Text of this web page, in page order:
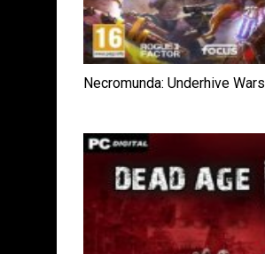
Necromunda: Underhive Wars